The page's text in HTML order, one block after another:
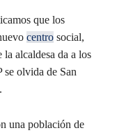
que los
centro social,
alcaldesa da a los
se olvida de San
una población de